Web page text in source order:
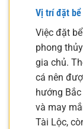
Vị trí đặt bể
Việc đặt
phong
gia chủ.
cá nên
hướng
và may
Tài Lộc,